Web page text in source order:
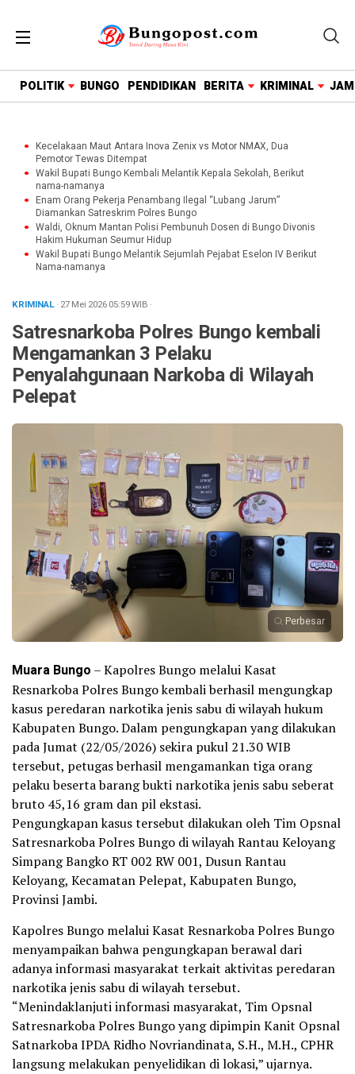
f08c47fec0942fa0
POLITIK BUNGO PENDIDIKAN BERITA KRIMINAL
Kecelakaan Maut Antara Inova Zenix vs Motor NMAX, Dua
Pemotor Tewas Ditempat
Wakil Bupati Bungo Kembali Melantik Kepala Sekolah, Berikut
nama-namanya
Enam Orang Pekerja Penambang Ilegal “Lubang Jarum”
Diamankan Satreskrim Polres Bungo
Waldi, Oknum Mantan Polisi Pembunuh Dosen di Bungo Divonis
Hakim Hukuman Seumur Hidup
Wakil Bupati Bungo Melantik Sejumlah Pejabat Eselon IV Berikut
Nama-namanya
KRIMINAL· 27 Mei 202605:59WIB ·
Satresnarkoba Polres Bungo kembali
Mengamankan 3 Pelaku
Penyalahgunaan Narkoba di Wilayah
Pelepat
Perbesar
Muara Bungo – Kapolres Bungo melalui Kasat
Resnarkoba Polres Bungo kembali berhasil mengungkap
kasus peredaran narkotika jenis sabu di wilayah hukum
Kabupaten Bungo. Dalam pengungkapan yang dilakukan
pada Jumat (22/05/2026) sekira pukul 21.30 WIB
tersebut, petugas berhasil mengamankan tiga orang
pelaku beserta barang bukti narkotika jenis sabu seberat
bruto 45,16 gram dan pil ekstasi.
Pengungkapan kasus tersebut dilakukan oleh Tim Opsnal
Satresnarkoba Polres Bungo di wilayah Rantau Keloyang
Simpang Bangko RT 002 RW 001, Dusun Rantau
Keloyang, Kecamatan Pelepat, Kabupaten Bungo,
Provinsi Jambi.
Kapolres Bungo melalui Kasat Resnarkoba Polres Bungo
menyampaikan bahwa pengungkapan berawal dari
adanya informasi masyarakat terkait aktivitas peredaran
narkotika jenis sabu di wilayah tersebut.
“Menindaklanjuti informasi masyarakat, Tim Opsnal
Satresnarkoba Polres Bungo yang dipimpin Kanit Opsnal
Satnarkoba IPDA Ridho Novriandinata, S.H., M.H., CPHR
langsung melakukan penyelidikan di lokasi,” ujarnya.